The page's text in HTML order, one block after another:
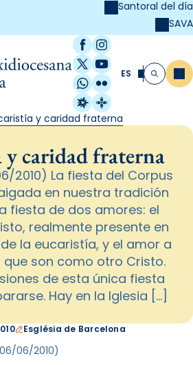
Santoral del día
SAVA
Facebook
Instagram
X / Twitter
YouTube
WhatsApp
Flickr
Radio Estel
Catalunya
ES Buscar
y caridad fraterna
y caridad fraterna
2010) La fiesta del Corpus
en nuestra tradición
fiesta de dos amores: el
realmente presente en
la eucaristía, y el amor a
que son como otro Cristo.
de esta única fiesta
Hay en la Iglesia […]
Església de Barcelona
06/2010)